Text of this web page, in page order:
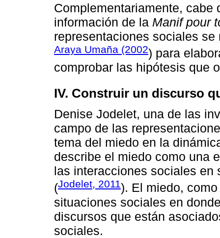
Complementariamente, cabe
información de la Manif pour
representaciones sociales
Araya Umaña (2002) para
comprobar las hipótesis que
IV. Construir un discurso
Denise Jodelet, una de las
campo de las
tema del miedo en la
describe el miedo como una
las interacciones sociales en
(Jodelet, 2011). El miedo,
situaciones sociales en
discursos que están
sociales.